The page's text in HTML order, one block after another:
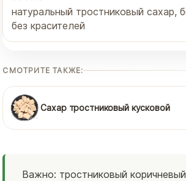
натуральный тростниковый сахар,
без красителей
СМОТРИТЕ ТАКЖЕ:
Сахар тростниковый кусковой
Важно: тростниковый